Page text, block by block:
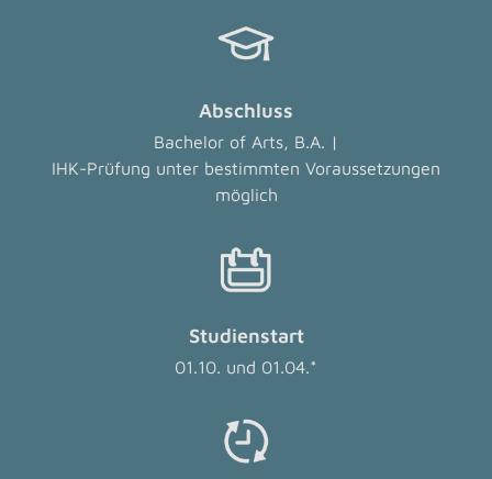
Abschluss
Bachelor of Arts, B.A. |
IHK-Prüfung unter bestimmten Voraussetzungen
möglich
Studienstart
01.10. und 01.04.*